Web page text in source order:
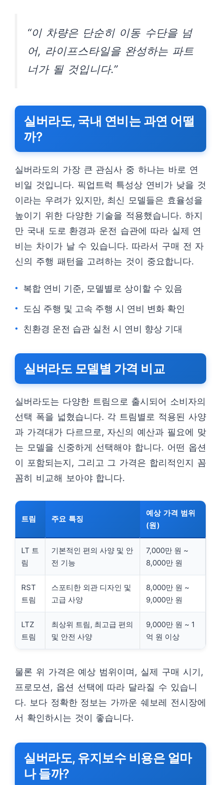
“이 차량은 단순히 이동 수단을 넘
어, 라이프스타일을 완성하는 파트
너가 될 것입니다.”
실버라도, 국내 연비는 과연 어떨
까?
실버라도의 가장 큰 관심사 중 하나는 바로 연
비일 것입니다. 픽업트럭 특성상 연비가 낮을 것
이라는 우려가 있지만, 최신 모델들은 효율성을
높이기 위한 다양한 기술을 적용했습니다. 하지
만 국내 도로 환경과 운전 습관에 따라 실제 연
비는 차이가 날 수 있습니다. 따라서 구매 전 자
신의 주행 패턴을 고려하는 것이 중요합니다.
복합 연비 기준, 모델별로 상이할 수 있음
도심 주행 및 고속 주행 시 연비 변화 확인
친환경 운전 습관 실천 시 연비 향상 기대
실버라도 모델별 가격 비교
실버라도는 다양한 트림으로 출시되어 소비자의
선택 폭을 넓혔습니다. 각 트림별로 적용된 사양
과 가격대가 다르므로, 자신의 예산과 필요에 맞
는 모델을 신중하게 선택해야 합니다. 어떤 옵션
이 포함되는지, 그리고 그 가격은 합리적인지 꼼
꼼히 비교해 보아야 합니다.
트림 주요 특징
예상 가격 범위
(원)
LT 트
림
기본적인 편의 사양 및 안
전 기능
7,000만 원 ~
8,000만 원
RST
트림
스포티한 외관 디자인 및
고급 사양
8,000만 원 ~
9,000만 원
LTZ
트림
최상위 트림, 최고급 편의
및 안전 사양
9,000만 원 ~ 1
억 원 이상
물론 위 가격은 예상 범위이며, 실제 구매 시기,
프로모션, 옵션 선택에 따라 달라질 수 있습니
다. 보다 정확한 정보는 가까운 쉐보레 전시장에
서 확인하시는 것이 좋습니다.
실버라도, 유지보수 비용은 얼마
나 들까?